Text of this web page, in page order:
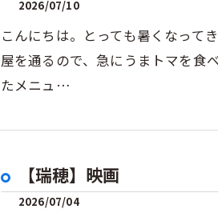
2026/07/10
こんにちは。とっても暑くなって
屋を通るので、急にうまトマを食
たメニュ…
【瑞穂】映画
2026/07/04